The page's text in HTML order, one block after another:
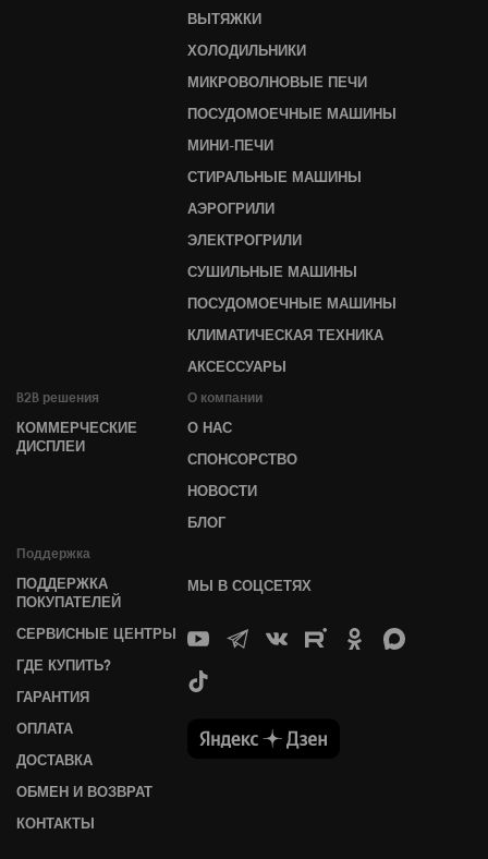
ВЫТЯЖКИ
ХОЛОДИЛЬНИКИ
МИКРОВОЛНОВЫЕ ПЕЧИ
ПОСУДОМОЕЧНЫЕ МАШИНЫ
МИНИ-ПЕЧИ
СТИРАЛЬНЫЕ МАШИНЫ
АЭРОГРИЛИ
ЭЛЕКТРОГРИЛИ
СУШИЛЬНЫЕ МАШИНЫ
ПОСУДОМОЕЧНЫЕ МАШИНЫ
КЛИМАТИЧЕСКАЯ ТЕХНИКА
АКСЕССУАРЫ
B2B решения
КОММЕРЧЕСКИЕ
ДИСПЛЕИ
О компании
О НАС
СПОНСОРСТВО
НОВОСТИ
БЛОГ
Поддержка
ПОДДЕРЖКА
ПОКУПАТЕЛЕЙ
СЕРВИСНЫЕ ЦЕНТРЫ
ГДЕ КУПИТЬ?
ГАРАНТИЯ
ОПЛАТА
ДОСТАВКА
ОБМЕН И ВОЗВРАТ
КОНТАКТЫ
МЫ В СОЦСЕТЯХ